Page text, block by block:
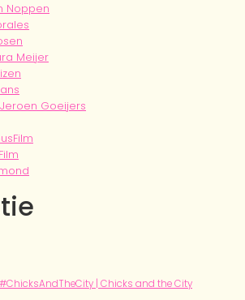
Noppen
Meijer
Jeroen Goeijers
| Chicks and the City